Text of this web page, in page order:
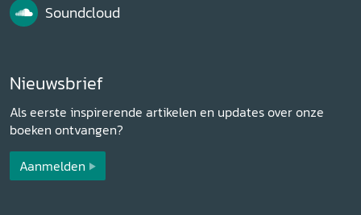
Soundcloud
Nieuwsbrief
Als eerste inspirerende artikelen en updates over onze
boeken ontvangen?
Aanmelden